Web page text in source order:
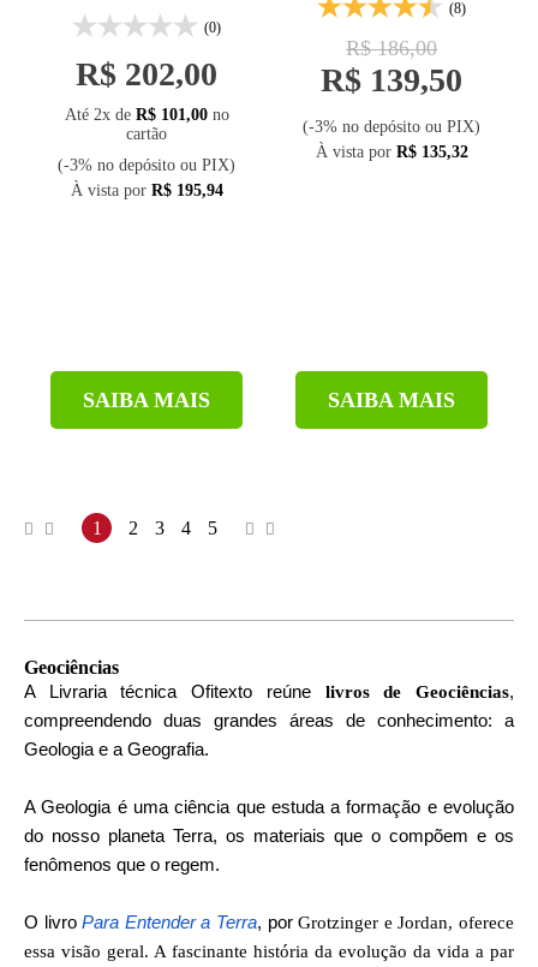
(0)
R$ 202,00
Até 2x de R$ 101,00no
cartão
(-3% no depósito ou PIX)
À vista por R$ 195,94
SAIBA MAIS
(8)
R$ 186,00
R$ 139,50
(-3% no depósito ou PIX)
À vista por R$ 135,32
SAIBA MAIS
1 2 3 4 5
Geociências
A Livraria técnica Ofitexto reúne livros de Geociências,
compreendendo duas grandes áreas de conhecimento: a
Geologia e a Geografia.
A Geologia é uma ciência que estuda a formação e evolução
do nosso planeta Terra, os materiais que o compõem e os
fenômenos que o regem.
O livroPara Entender a Terra, porGrotzinger e Jordan, oferece
essa visão geral. A fascinante história da evolução da vida a par